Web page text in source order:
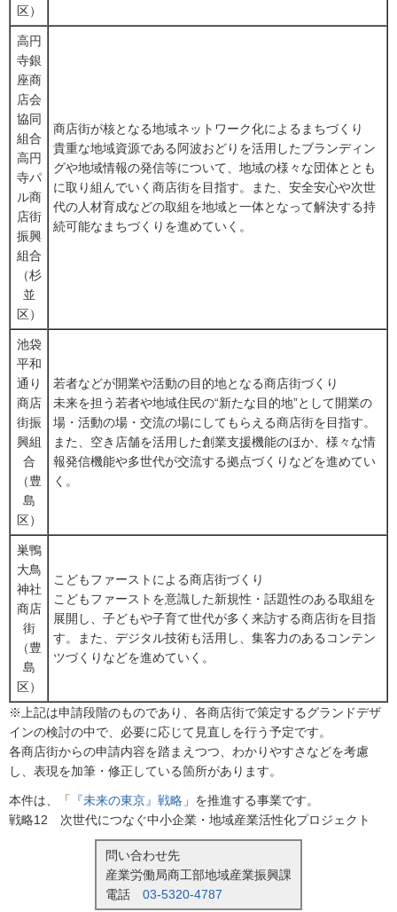
区）
高円
寺銀
座商
店会
協同
組合
高円
寺パ
ル商
店街
振興
組合
（杉
並
区）
商店街が核となる地域ネットワーク化によるまちづくり
貴重な地域資源である阿波おどりを活用したブランディン
グや地域情報の発信等について、地域の様々な団体ととも
に取り組んでいく商店街を目指す。また、安全安心や次世
代の人材育成などの取組を地域と一体となって解決する持
続可能なまちづくりを進めていく。
池袋
平和
通り
商店
街振
興組
合
（豊
島
区）
若者などが開業や活動の目的地となる商店街づくり
未来を担う若者や地域住民の“新たな目的地”として開業の
場・活動の場・交流の場にしてもらえる商店街を目指す。
また、空き店舗を活用した創業支援機能のほか、様々な情
報発信機能や多世代が交流する拠点づくりなどを進めてい
く。
巣鴨
大鳥
神社
商店
街
（豊
島
区）
こどもファーストによる商店街づくり
こどもファーストを意識した新規性・話題性のある取組を
展開し、子どもや子育て世代が多く来訪する商店街を目指
す。また、デジタル技術も活用し、集客力のあるコンテン
ツづくりなどを進めていく。
※上記は申請段階のものであり、各商店街で策定するグランドデザ
インの検討の中で、必要に応じて見直しを行う予定です。
各商店街からの申請内容を踏まえつつ、わかりやすさなどを考慮
し、表現を加筆・修正している箇所があります。
本件は、「 『未来の東京』戦略 」を推進する事業です。
戦略12 次世代につなぐ中小企業・地域産業活性化プロジェクト
問い合わせ先
産業労働局商工部地域産業振興課
電話 03-5320-4787